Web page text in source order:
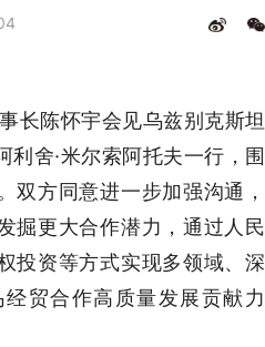
长陈怀宇会见乌兹别克斯坦
舍·米尔索阿托夫一行，围
双方同意进一步加强沟通，
掘更大合作潜力，通过人民
投资等方式实现多领域、深
贸合作高质量发展贡献力